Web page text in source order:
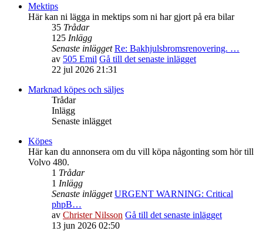
Mektips
Här kan ni lägga in mektips som ni har gjort på era bilar
35 Trådar
125 Inlägg
Senaste inlägget Re: Bakhjulsbromsrenovering. …
av 505 Emil Gå till det senaste inlägget
22 jul 2026 21:31
Marknad köpes och säljes
Trådar
Inlägg
Senaste inlägget
Köpes
Här kan du annonsera om du vill köpa någonting som hör till
Volvo 480.
1 Trådar
1 Inlägg
Senaste inlägget URGENT WARNING: Critical
phpB…
av Christer Nilsson Gå till det senaste inlägget
13 jun 2026 02:50